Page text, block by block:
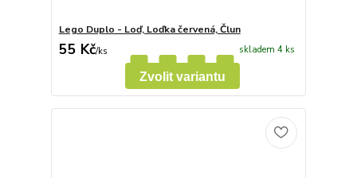
Lego Duplo - Loď, Loďka červená, Člun
55 Kč/ks skladem 4 ks
Zvolit variantu